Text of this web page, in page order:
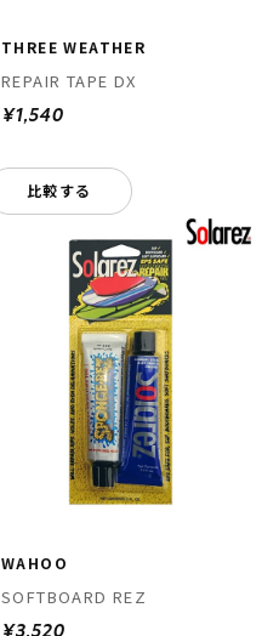
THREE WEATHER
REPAIR TAPE DX
¥1,540
比較する
WAHOO
SOFTBOARD REZ